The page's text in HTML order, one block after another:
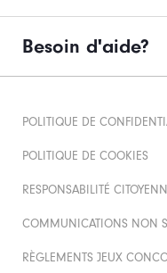
Besoin d'aide?
POLITIQUE DE
POLITIQUE DE COOKIES
RESPONSABILITÉ
COMMUNICATIONS NON
RÈGLEMENTS JEUX